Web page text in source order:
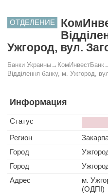
ОТДЕЛЕНИЕ
Ужгород, вул.
Банки Украины→ КомИнвестБанк
Відділення банку, м. Ужгород,
Информация
Статус
Регион
Город
Город
Адрес
м.
(ОДПІ)